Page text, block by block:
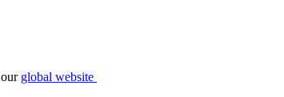
global website